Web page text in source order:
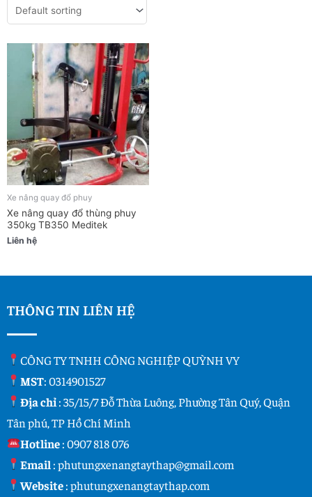
Xe nâng quay đổ phuy
Xe nâng quay đổ thùng phuy
350kg TB350 Meditek
Liên hệ
THÔNG TIN LIÊN HỆ
CÔNG TY TNHH CÔNG NGHIỆP QUỲNH VY
MST: 0314901527
Địa chỉ: 35/15/7 Đỗ Thừa Luông, Phường Tân Quý, Quận
Tân phú, TP Hồ Chí Minh
Hotline:0907 818 076
Email :phutungxenangtaythap@gmail.com
Website:phutungxenangtaythap.com